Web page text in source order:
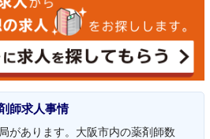
師求人事情
があります。大阪市内の薬剤師数